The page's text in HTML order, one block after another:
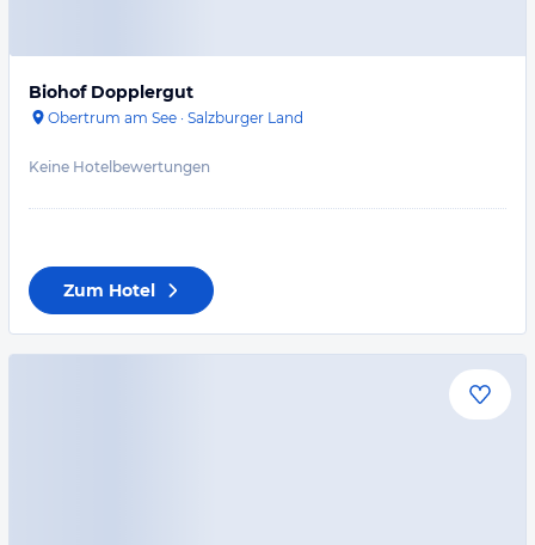
Biohof Dopplergut
Obertrum am See · Salzburger Land
Keine Hotelbewertungen
Zum Hotel